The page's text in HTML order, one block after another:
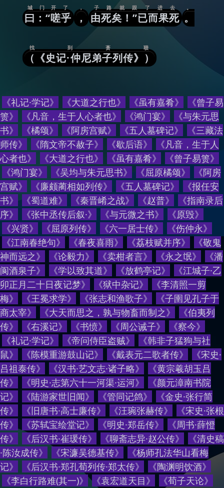
曰：“嗟乎
城门开了
，
，
由死矣！”已而果死
子路就跟了进去
。
。
（《史记·仲尼弟子列传》）
找到蒉聩
《礼记·学记》 《大道之行也》 《虽有嘉肴》
《曾子易
箦》
《凡音，生于人心者也》 《鸿门宴》
《与朱元思
书》
《橘颂》 《阿房宫赋》 《五人墓碑记》
《三藏法
师传》
《隋文帝不赦子》 《歇后语》 《凡音，生于人
心者也》 《大道之行也》 《虽有嘉肴》 《曾子易箦》
《鸿门宴》 《吴均与朱元思书》 《屈原橘颂》 《阿房
宫赋》 《廉颇蔺相如列传》 《五人墓碑记》 《报任安
书》 《蜀道难》 《秦晋崤之战》 《赵普》 《指南录后
序》 《张中丞传后叙·》 《与元微之书》 《原毁》
《兴贤》 《屈原列传》 《六一居士传》 《伤仲永》
《江南春绝句》 《春夜喜雨》 《荔枝赋并序》 《敬鬼
神而远之》 《论毅力》 《卖柑者言》 《永之氓》 《潘
阆酒泉子》 《学以致其道》 《放鹤亭记》 《江城子·乙
卯正月二十日夜记梦》 《狱中杂记》 《李清照一剪
梅》 《王冕求学》 《张志和渔歌子》 《子圉见孔子于
商太宰》 《大天而思之，孰与物畜而制之》 《伯夷列
传》 《右溪记》 《书愤》 《周公诫子》 《察今》
《礼记·学记》 《帝问侍臣盗贼》 《韩非子猛狗与社
鼠》 《陈模重游鼓山记》 《戴表元二歌者传》 《宋史·
吕祖泰传》 《汉书·艺文志·诸子略》 《黄宗羲胡玉吕
传》 《明史·志第六十一河渠·运河》 《颜元漳南书院
记》 《陆游家世旧闻》 《管同记鸽》 《金史·张行简
传》 《旧唐书·高士廉传》 《汪琬张赫传》 《宋史·张根
传》 《苏轼宝绘堂记》 《明史·郑岳传》 《周书·薛憕
传》 《后汉书·崔瑗传》 《聊斋志异·赵公传》 《清史稿
·陈汝成传》 《宋濂吴德基传》 《杨师孔法华山看梅
记》 《后汉书·郑孔荀列传·郑太传》 《陶渊明饮酒》
《李白行路难(其一)》 《袁宏道天目》 《荀子天论》